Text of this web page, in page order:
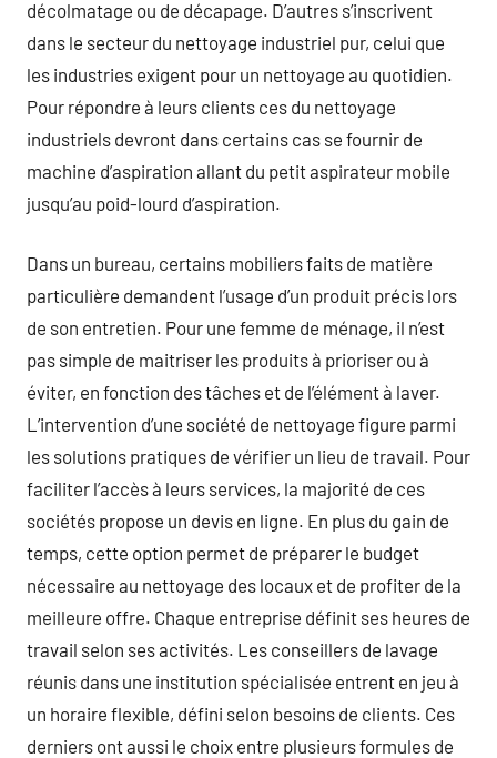
décolmatage ou de décapage. D’autres s’inscrivent
dans le secteur du nettoyage industriel pur, celui que
les industries exigent pour un nettoyage au quotidien.
Pour répondre à leurs clients ces du nettoyage
industriels devront dans certains cas se fournir de
machine d’aspiration allant du petit aspirateur mobile
jusqu’au poid-lourd d’aspiration.
Dans un bureau, certains mobiliers faits de matière
particulière demandent l’usage d’un produit précis lors
de son entretien. Pour une femme de ménage, il n’est
pas simple de maitriser les produits à prioriser ou à
éviter, en fonction des tâches et de l’élément à laver.
L’intervention d’une société de nettoyage figure parmi
les solutions pratiques de vérifier un lieu de travail. Pour
faciliter l’accès à leurs services, la majorité de ces
sociétés propose un devis en ligne. En plus du gain de
temps, cette option permet de préparer le budget
nécessaire au nettoyage des locaux et de profiter de la
meilleure offre. Chaque entreprise définit ses heures de
travail selon ses activités. Les conseillers de lavage
réunis dans une institution spécialisée entrent en jeu à
un horaire flexible, défini selon besoins de clients. Ces
derniers ont aussi le choix entre plusieurs formules de